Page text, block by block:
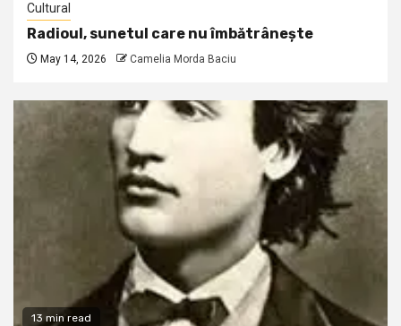
Cultural
Radioul, sunetul care nu îmbătrânește
May 14, 2026 Camelia Morda Baciu
13 min read